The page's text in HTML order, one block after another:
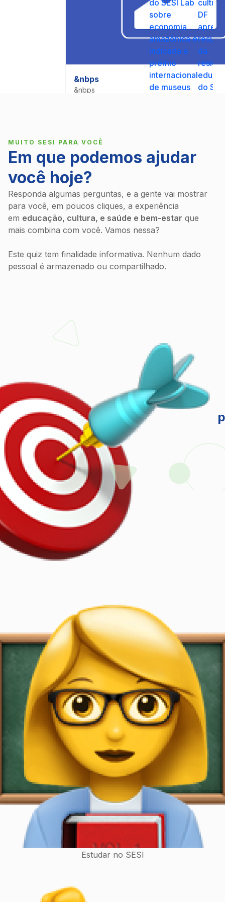
&nbps
&nbps
do SESI Lab
sobre
economia
amazônica é
indicada a
prêmio
internacional
de museus
DF
da
do
MUITO SESI PARA VOCÊ
Em que podemos ajudar
você hoje?
Responda algumas perguntas, e a gente vai mostrar
para você, em poucos cliques, a experiência
em educação, cultura, e saúde e bem-estar que
mais combina com você. Vamos nessa?
Este quiz tem finalidade informativa. Nenhum dado
pessoal é armazenado ou compartilhado.
Estudar no SESI